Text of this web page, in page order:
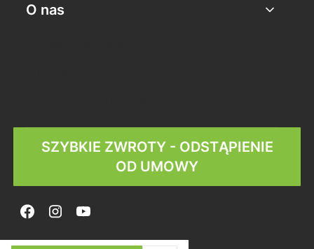
O nas
SZYBKIE ZWROTY - ODSTĄPIENIE
OD UMOWY